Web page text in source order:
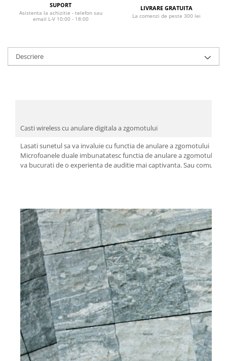
SUPORT
Asistenta la achizitie - telefon sau
email L-V 10:00 - 18:00
LIVRARE GRATUITA
La comenzi de peste 300 lei
Descriere
Casti wireless cu anulare digitala a zgomotului
Lasati sunetul sa va invaluie cu functia de anulare a zgomotului
Microfoanele duale imbunatatesc functia de anulare a zgomotului
va bucurati de o experienta de auditie mai captivanta. Sau